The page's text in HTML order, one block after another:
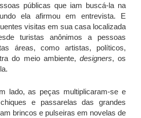
públicas que iam buscá-la na
ela afirmou em entrevista. E
visitas em sua casa localizada
turistas anônimos a pessoas
áreas, como artistas, políticos,
do meio ambiente, designers, os
lado, as peças multiplicaram-se e
e passarelas das grandes
brincos e pulseiras em novelas de